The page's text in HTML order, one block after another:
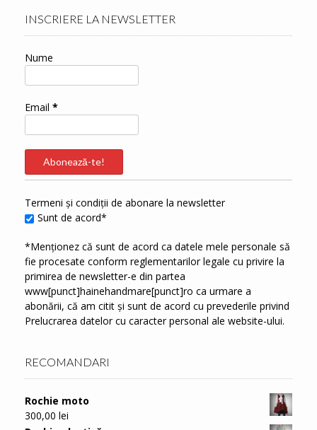
INSCRIERE LA NEWSLETTER
Nume
Email *
Termeni și condiții de abonare la newsletter
Sunt de acord*
*Menționez că sunt de acord ca datele mele personale să
fie procesate conform reglementarilor legale cu privire la
primirea de newsletter-e din partea
www[punct]hainehandmare[punct]ro ca urmare a
abonării, că am citit și sunt de acord cu prevederile privind
Prelucrarea datelor cu caracter personal ale website-ului.
RECOMANDARI
Rochie moto
300,00 lei